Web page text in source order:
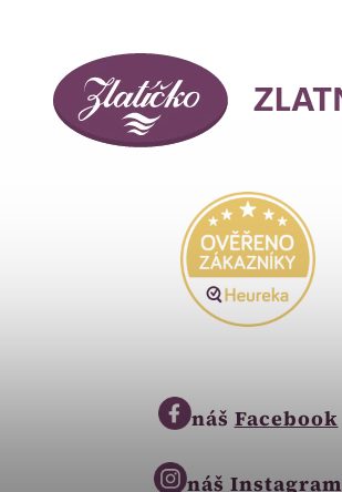
náš Facebook
náš Instagram